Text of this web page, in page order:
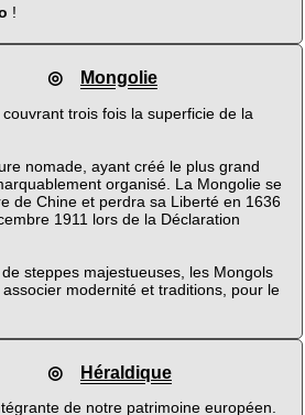
!
◎ Mongolie
trois fois la superficie de la
nomade, ayant créé le plus grand
organisé. La Mongolie se
de Chine et perdra sa Liberté en 1636
1911 lors de la Déclaration
steppes majestueuses, les Mongols
modernité et traditions, pour le
◎ Héraldique
de notre patrimoine européen.